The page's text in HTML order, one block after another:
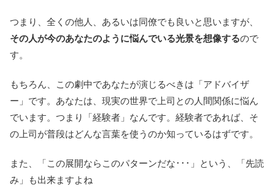
つまり、全くの他人、あるいは同僚でも良いと思いますが、
その人が今のあなたのように悩んでいる光景を想像するので
す。
もちろん、この劇中であなたが演じるべきは「アドバイザ
ー」です。あなたは、現実の世界で上司との人間関係に悩ん
でいます。つまり「経験者」なんです。経験者であれば、そ
の上司が普段はどんな言葉を使うのか知っているはずです。
また、「この展開ならこのパターンだな･･･」という、「先読
み」も出来ますよね